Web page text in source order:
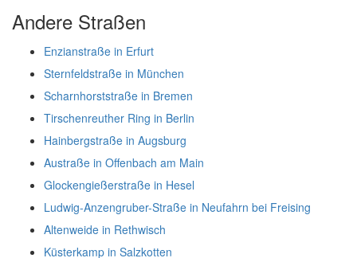
Andere Straßen
Enzianstraße in Erfurt
Sternfeldstraße in München
Scharnhorststraße in Bremen
Tirschenreuther Ring in Berlin
Hainbergstraße in Augsburg
Austraße in Offenbach am Main
Glockengießerstraße in Hesel
Ludwig-Anzengruber-Straße in Neufahrn bei Freising
Altenweide in Rethwisch
Küsterkamp in Salzkotten